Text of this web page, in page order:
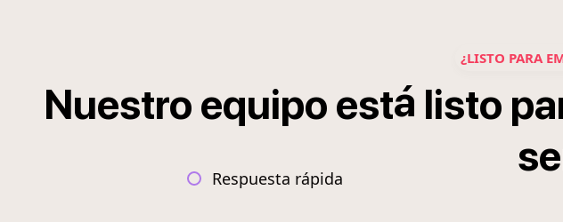
¿LISTO PARA
Nuestro equipo está listo
Respuesta rápida